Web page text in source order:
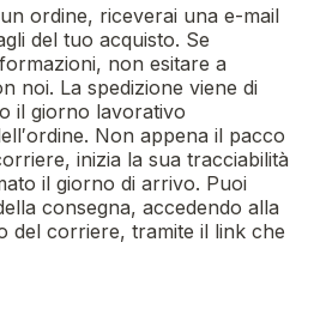
ordine, riceverai una e-mail
del tuo acquisto. Se
non esitare a
noi. La spedizione viene di
il giorno lavorativo
Non appena il pacco
inizia la sua tracciabilità
il giorno di arrivo. Puoi
consegna, accedendo alla
del corriere, tramite il link che